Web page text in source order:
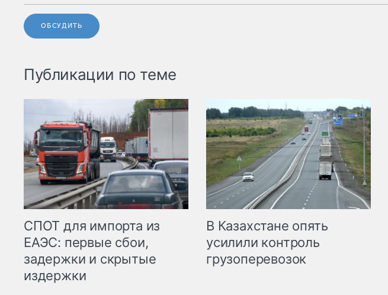
ОБСУДИТЬ
Публикации по теме
СПОТ для импорта из
ЕАЭС: первые сбои,
задержки и скрытые
издержки
В Казахстане опять
усилили контроль
грузоперевозок